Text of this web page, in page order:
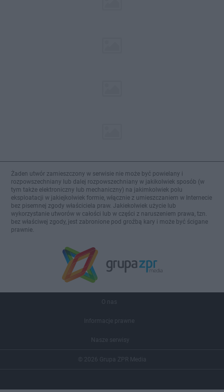
Żaden utwór zamieszczony w serwisie nie może być powielany i
rozpowszechniany lub dalej rozpowszechniany w jakikolwiek sposób (w
tym także elektroniczny lub mechaniczny) na jakimkolwiek polu
eksploatacji w jakiejkolwiek formie, włącznie z umieszczaniem w Internecie
bez pisemnej zgody właściciela praw. Jakiekolwiek użycie lub
wykorzystanie utworów w całości lub w części z naruszeniem prawa, tzn.
bez właściwej zgody, jest zabronione pod groźbą kary i może być ścigane
prawnie.
O nas
Informacje prawne
Nasze serwisy
© 2026 Grupa ZPR Media